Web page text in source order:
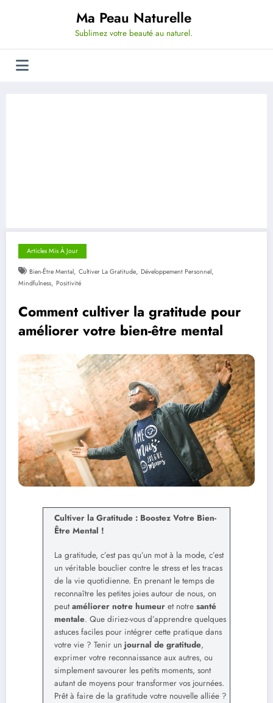
Ma Peau Naturelle
Sublimez votre beauté au naturel.
Articles Mis À Jour
Bien-Être Mental, Cultiver La Gratitude, Développement Personnel,
Mindfulness, Positivité
Comment cultiver la gratitude pour
améliorer votre bien-être mental
Cultiver la Gratitude : Boostez Votre Bien-
Être Mental !
La gratitude, c’est pas qu’un mot à la mode, c’est
un véritable bouclier contre le stress et les tracas
de la vie quotidienne. En prenant le temps de
reconnaître les petites joies autour de nous, on
peut améliorer notre humeur et notre santé
mentale. Que diriez-vous d’apprendre quelques
astuces faciles pour intégrer cette pratique dans
votre vie ? Tenir un journal de gratitude,
exprimer votre reconnaissance aux autres, ou
simplement savourer les petits moments, sont
autant de moyens pour transformer vos journées.
Prêt à faire de la gratitude votre nouvelle alliée ?